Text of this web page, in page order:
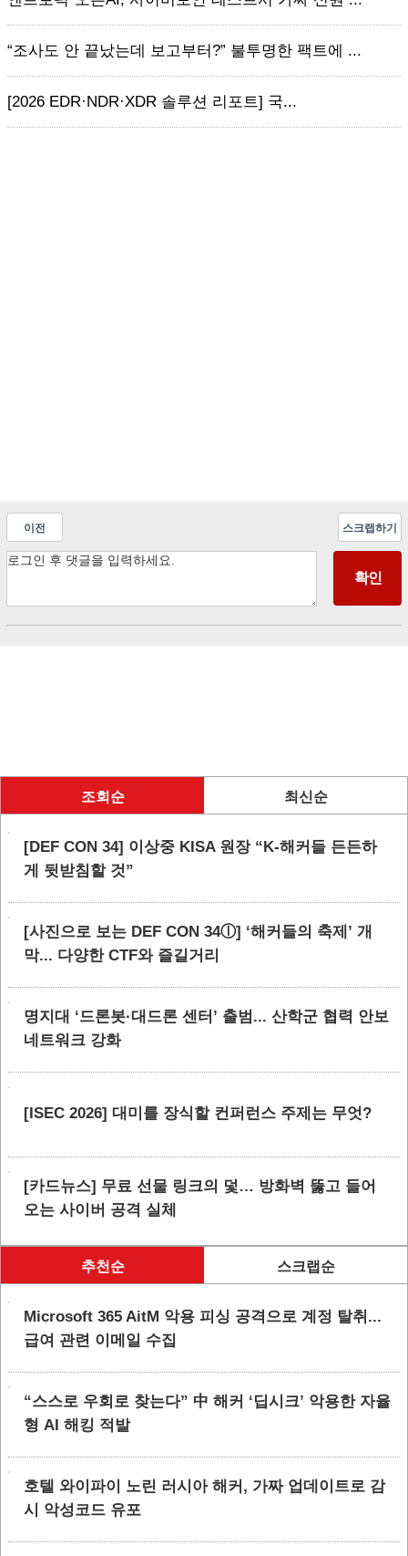
“조사도 안 끝났는데 보고부터?” 불투명한 팩트에 ...
[2026 EDR·NDR·XDR 솔루션 리포트] 국...
이전 스크랩하기
조회순 최신순
[DEF CON 34] 이상중 KISA 원장 “K-해커들 든든하
게 뒷받침할 것”
[사진으로 보는 DEF CON 34ⓛ] ‘해커들의 축제’ 개
막... 다양한 CTF와 즐길거리
명지대 ‘드론봇·대드론 센터’ 출범... 산학군 협력 안보
네트워크 강화
[ISEC 2026] 대미를 장식할 컨퍼런스 주제는 무엇?
[카드뉴스] 무료 선물 링크의 덫… 방화벽 뚫고 들어
오는 사이버 공격 실체
추천순 스크랩순
Microsoft 365 AitM 악용 피싱 공격으로 계정 탈취...
급여 관련 이메일 수집
“스스로 우회로 찾는다” 中 해커 ‘딥시크’ 악용한 자율
형 AI 해킹 적발
호텔 와이파이 노린 러시아 해커, 가짜 업데이트로 감
시 악성코드 유포